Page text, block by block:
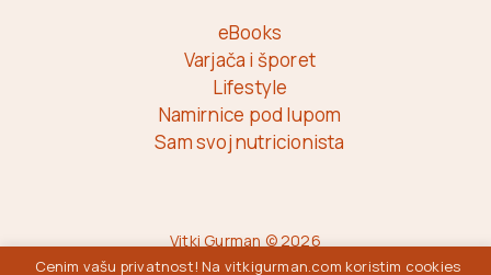
eBooks
Varjača i šporet
Lifestyle
Namirnice pod lupom
Sam svoj nutricionista
Vitki Gurman © 2026
Cenim vašu privatnost! Na vitkigurman.com koristim cookies